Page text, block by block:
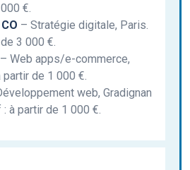
€.
– Stratégie digitale, Paris.
3 000 €.
– Web apps/e-commerce,
partir de 1 000 €.
web, Gradignan
: à partir de 1 000 €.